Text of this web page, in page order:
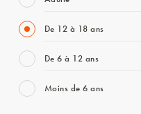
De 12 à 18 ans
De 6 à 12 ans
Moins de 6 ans